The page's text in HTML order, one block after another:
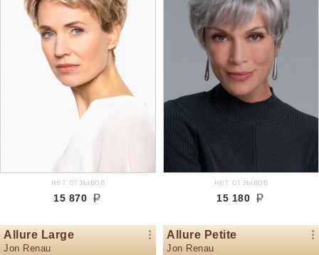
нет отзывов
15 870
нет отзывов
15 180
Allure Large
Jon Renau
Allure Petite
Jon Renau